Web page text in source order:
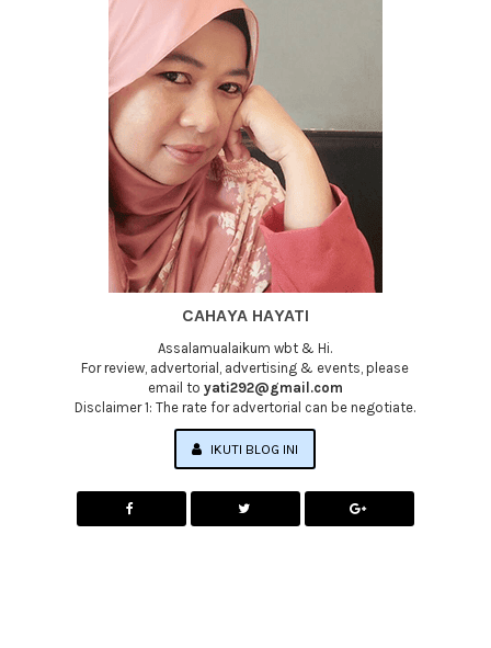
CAHAYA HAYATI
Assalamualaikum wbt & Hi.
For review, advertorial, advertising & events, please
email to yati292@gmail.com
Disclaimer 1: The rate for advertorial can be negotiate.
IKUTI BLOG INI